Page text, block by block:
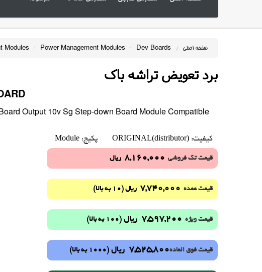
صفحه اصلی /
Dev Boards
/
Power Management Modules
/
Modules
برد تعویض تراشه باک
Output 10v Sg Step-down Board Module Compatible
کیفیت: ORIGINAL(distributor) پکیج: Module
قیمت تک فروشی 8,160,000 ریال
قیمت عمده 7,740,000 ریال (10 به بالا)
قیمت ویژه 7,597,200 ریال (100 به بالا)
قیمت فوق العاده7,525,800 ریال (1000 به بالا)